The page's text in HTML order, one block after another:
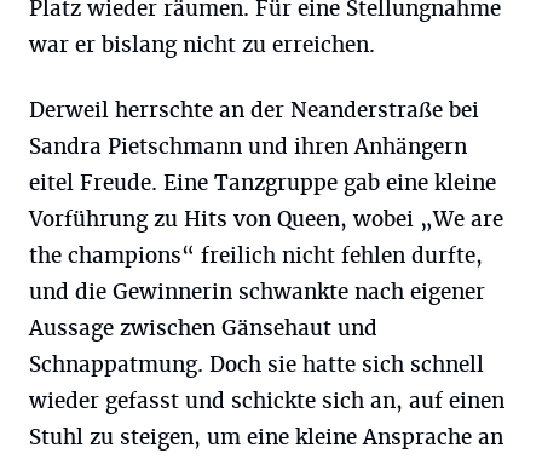
Platz wieder räumen. Für eine Stellungnahme
war er bislang nicht zu erreichen.
Derweil herrschte an der Neanderstraße bei
Sandra Pietschmann und ihren Anhängern
eitel Freude. Eine Tanzgruppe gab eine kleine
Vorführung zu Hits von Queen, wobei „We are
the champions“ freilich nicht fehlen durfte,
und die Gewinnerin schwankte nach eigener
Aussage zwischen Gänsehaut und
Schnappatmung. Doch sie hatte sich schnell
wieder gefasst und schickte sich an, auf einen
Stuhl zu steigen, um eine kleine Ansprache an